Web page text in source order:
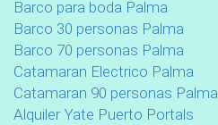
Barco para boda Palma
Barco 30 personas Palma
Barco 70 personas Palma
Catamaran Electrico Palma
Catamaran 90 personas Palma
Alquiler Yate Puerto Portals